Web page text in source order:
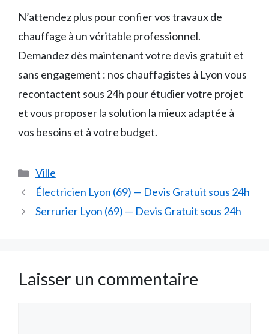
N’attendez plus pour confier vos travaux de
chauffage à un véritable professionnel.
Demandez dès maintenant votre devis gratuit et
sans engagement : nos chauffagistes à Lyon vous
recontactent sous 24h pour étudier votre projet
et vous proposer la solution la mieux adaptée à
vos besoins et à votre budget.
Catégories
Ville
Électricien Lyon (69) — Devis Gratuit sous 24h
Serrurier Lyon (69) — Devis Gratuit sous 24h
Laisser un commentaire